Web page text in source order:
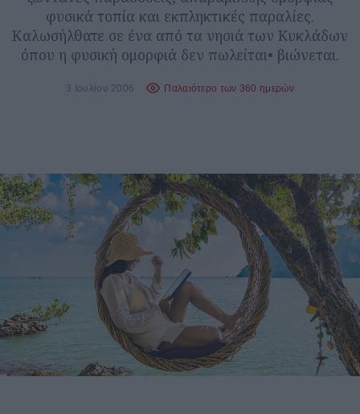
φυσικά τοπία και εκπληκτικές παραλίες.
Καλωσήλθατε σε ένα από τα νησιά των Κυκλάδων
όπου η φυσική ομορφιά δεν πωλείται• βιώνεται.
3 Ιουλίου 2006 Παλαιότερο των 360 ημερών